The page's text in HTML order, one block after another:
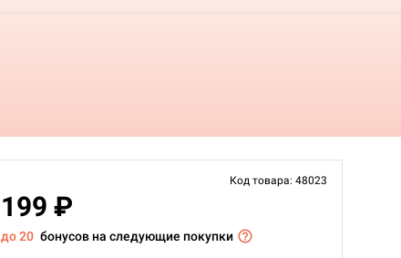
Код товара: 48023
199 ₽
до 20 бонусов на следующие покупки